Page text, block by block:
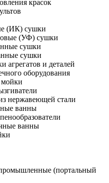
красок
(ИК) сушки
(УФ) сушки
сушки
сушки
агрегатов и деталей
оборудования
нержавеющей стали
ванны
ванны
(портальный